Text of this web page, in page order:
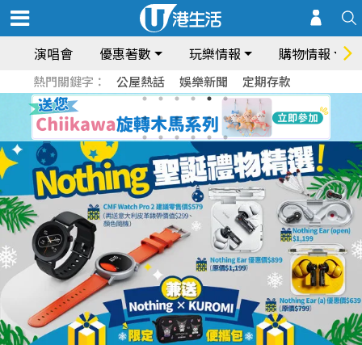
演唱會 優惠著數 玩樂情報 購物情報
熱門關鍵字： 公屋熱話 娛樂新聞 定期存款